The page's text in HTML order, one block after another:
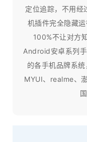
定位追踪，不用经
机插件完全隐藏
100%不让对方
Android安卓系列
的各手机品牌系
MYUI、realme、